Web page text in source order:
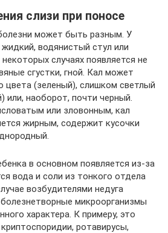
слизи при поносе
может быть разным. У
водянистый стул или
случаях появляется не
сгустки, гной. Кал может
цвета (зеленый), слишком светлый
или, наоборот, почти черный.
или зловонным, кал
жирным, содержит кусочки
в основном появляется из-за
вода и соли из тонкого отдела
возбудителями недуга
микроорганизмы
характера. К примеру, это
ротавирусы,